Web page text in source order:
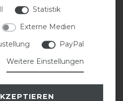
Statistik
Externe Medien
PayPal
Weitere Einstellungen